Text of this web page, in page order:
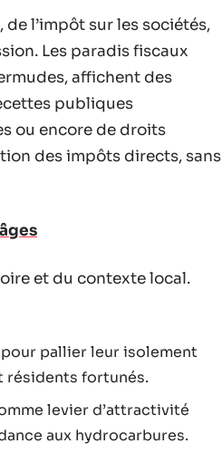
l’impôt sur les sociétés,
Les paradis fiscaux
affichent des
publiques
ou encore de droits
des impôts directs, sans
et du contexte local.
pallier leur isolement
résidents fortunés.
levier d’attractivité
aux hydrocarbures.